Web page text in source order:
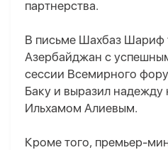
партнерства.
В письме Шахбаз Шариф
Азербайджан с
сессии Всемирного
Баку и выразил надежду
Ильхамом Алиевым.
Кроме того, премьер-